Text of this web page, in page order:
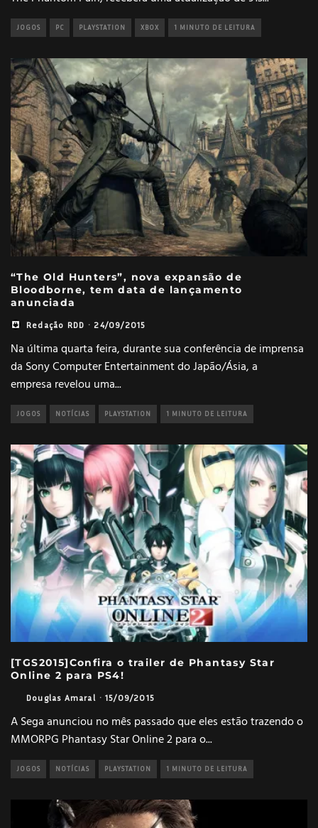
JOGOS PC PLAYSTATION XBOX 1 MINUTO DE LEITURA
“The Old Hunters”, nova expansão de
Bloodborne, tem data de lançamento
anunciada
Redação RDD · 24/09/2015
Na última quarta feira, durante sua conferência de imprensa
da Sony Computer Entertainment do Japão/Ásia, a
empresa revelou uma...
JOGOS NOTÍCIAS PLAYSTATION 1 MINUTO DE LEITURA
[TGS2015]Confira o trailer de Phantasy Star
Online 2 para PS4!
Douglas Amaral · 15/09/2015
A Sega anunciou no mês passado que eles estão trazendo o
MMORPG Phantasy Star Online 2 para o...
JOGOS NOTÍCIAS PLAYSTATION 1 MINUTO DE LEITURA